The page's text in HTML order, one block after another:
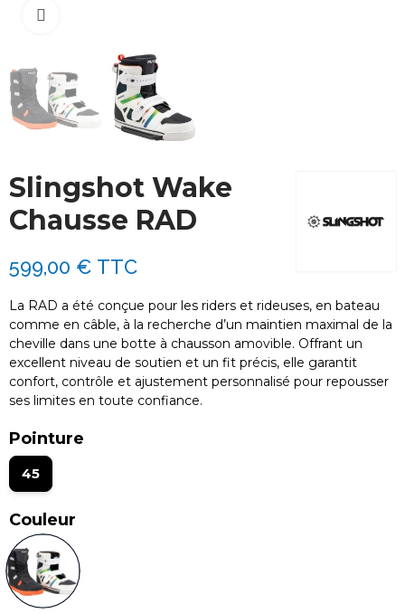
Slingshot Wake
Chausse RAD
599,00 € TTC
La RAD a été conçue pour les riders et rideuses, en bateau
comme en câble, à la recherche d’un maintien maximal de la
cheville dans une botte à chausson amovible. Offrant un
excellent niveau de soutien et un fit précis, elle garantit
confort, contrôle et ajustement personnalisé pour repousser
ses limites en toute confiance.
Pointure
45
Couleur